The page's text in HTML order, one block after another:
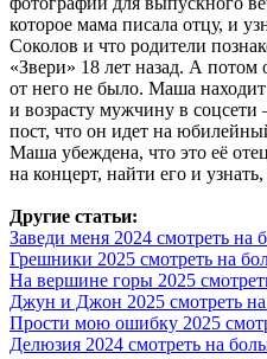
которое мама писала отцу, и
Соколов и что родители
«Звери» 18 лет назад. А
от него не было. Маша
и возрасту мужчину в
пост, что он идет на
Маша убеждена, что это её
на концерт, найти его и
Другие статьи:
Заведи меня 2024 смотреть на
Грешники 2025 смотреть на
На вершине горы 2025
Джун и Джон 2025 смотреть
Прости мою ошибку 2025
Делюзия 2024 смотреть на